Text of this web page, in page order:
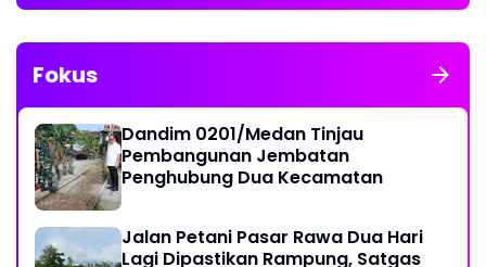
Fokus
Dandim 0201/Medan Tinjau
Pembangunan Jembatan
Penghubung Dua Kecamatan
Jalan Petani Pasar Rawa Dua Hari
Lagi Dipastikan Rampung, Satgas